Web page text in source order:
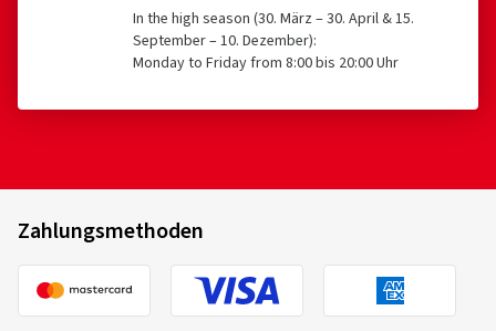
In the high season (30. März – 30. April & 15.
September – 10. Dezember):
Monday to Friday from 8:00 bis 20:00 Uhr
Zahlungsmethoden